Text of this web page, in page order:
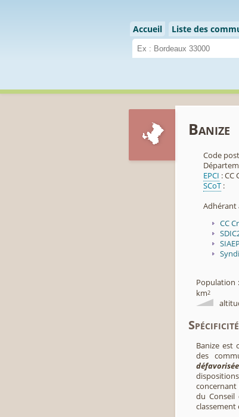
Accueil
Liste des
Banize
Code
EPCI : CC
SCoT :
Adhérant
CC
Population
km2
Banize est
des
concernant
du Conseil
classement